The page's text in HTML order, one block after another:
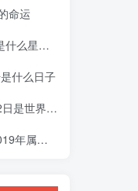
命运
星座啊
什么日子
什么节日
的命运